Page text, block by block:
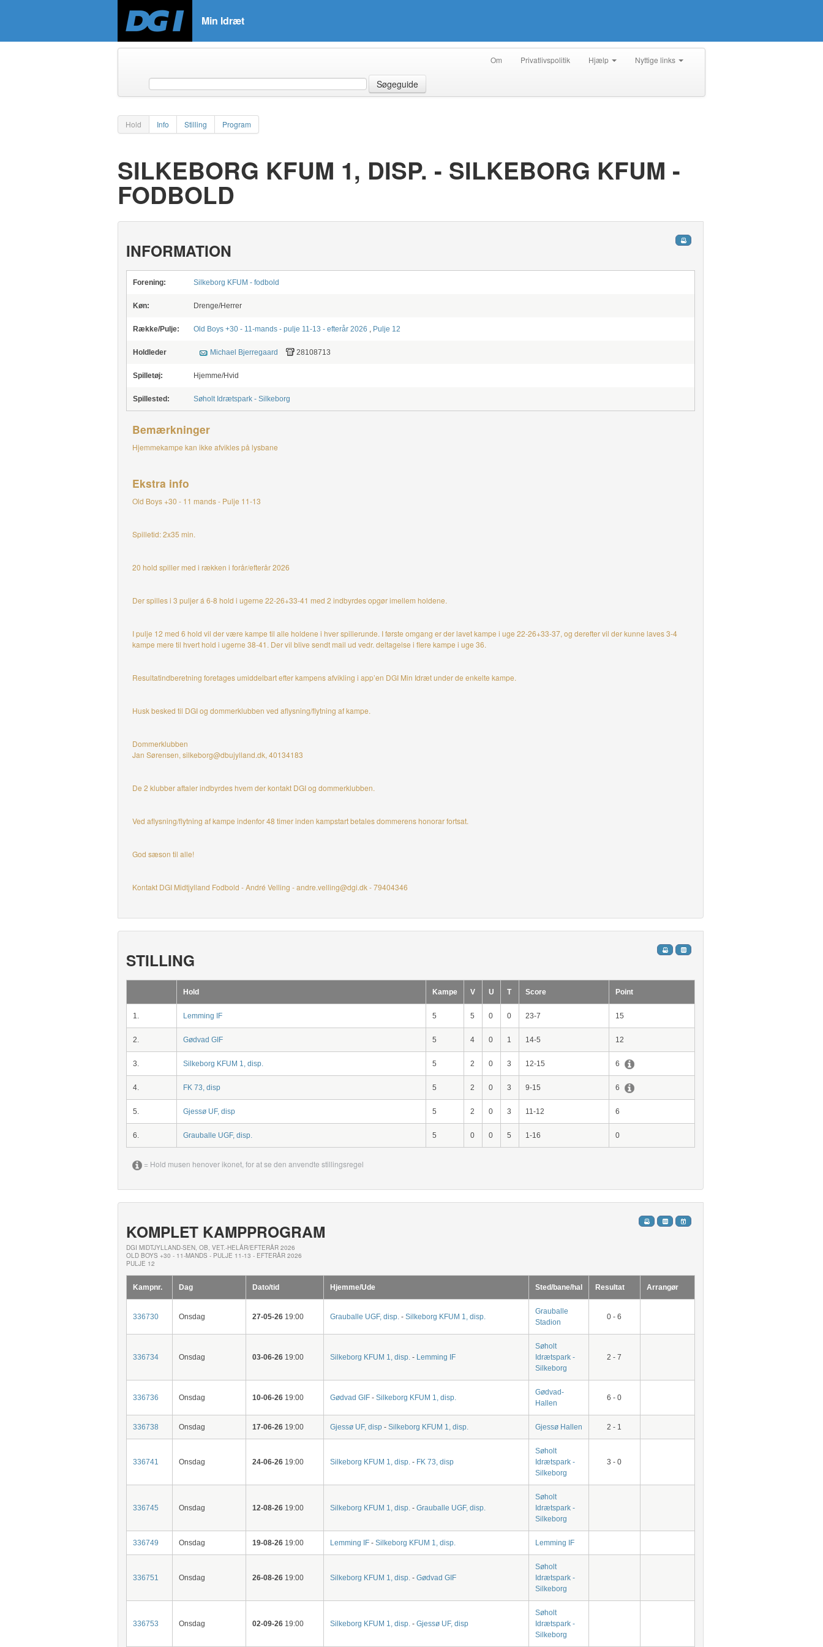
Min Idræt
Om Privatlivspolitik Hjælp Nyttige links
Søgeguide
Hold Info Stilling Program
SILKEBORG KFUM 1, DISP. - SILKEBORG KFUM -
FODBOLD
INFORMATION
Forening: Silkeborg KFUM - fodbold
Køn: Drenge/Herrer
Række/Pulje: Old Boys +30 - 11-mands - pulje 11-13 - efterår 2026 , Pulje 12
Holdleder Michael Bjerregaard 28108713
Spilletøj: Hjemme/Hvid
Spillested: Søholt Idrætspark - Silkeborg
Bemærkninger
Hjemmekampe kan ikke afvikles på lysbane
Ekstra info
Old Boys +30 - 11 mands - Pulje 11-13
Spilletid: 2x35 min.
20 hold spiller med i rækken i forår/efterår 2026
Der spilles i 3 puljer á 6-8 hold i ugerne 22-26+33-41 med 2 indbyrdes opgør imellem holdene.
I pulje 12 med 6 hold vil der være kampe til alle holdene i hver spillerunde. I første omgang er der lavet kampe i uge 22-26+33-37, og derefter vil der kunne laves 3-4
kampe mere til hvert hold i ugerne 38-41. Der vil blive sendt mail ud vedr. deltagelse i flere kampe i uge 36.
Resultatindberetning foretages umiddelbart efter kampens afvikling i app’en DGI Min Idræt under de enkelte kampe.
Husk besked til DGI og dommerklubben ved aflysning/flytning af kampe.
Dommerklubben
Jan Sørensen, silkeborg@dbujylland.dk, 40134183
De 2 klubber aftaler indbyrdes hvem der kontakt DGI og dommerklubben.
Ved aflysning/flytning af kampe indenfor 48 timer inden kampstart betales dommerens honorar fortsat.
God sæson til alle!
Kontakt DGI Midtjylland Fodbold - André Velling - andre.velling@dgi.dk - 79404346
STILLING
Hold Kampe V U T Score Point
1. Lemming IF 5 5 0 0 23-7 15
2. Gødvad GIF 5 4 0 1 14-5 12
3. Silkeborg KFUM 1, disp. 5 2 0 3 12-15 6
4. FK 73, disp 5 2 0 3 9-15 6
5. Gjessø UF, disp 5 2 0 3 11-12 6
6. Grauballe UGF, disp. 5 0 0 5 1-16 0
= Hold musen henover ikonet, for at se den anvendte stillingsregel
KOMPLET KAMPPROGRAM
DGI MIDTJYLLAND-SEN, OB, VET.-HELÅR/EFTERÅR 2026
OLD BOYS +30 - 11-MANDS - PULJE 11-13 - EFTERÅR 2026
PULJE 12
Kampnr. Dag Dato/tid Hjemme/Ude Sted/bane/hal Resultat Arrangør
336730 Onsdag 27-05-2619:00 Grauballe UGF, disp.- Silkeborg KFUM 1, disp.
Grauballe
Stadion
0 - 6
336734 Onsdag 03-06-2619:00 Silkeborg KFUM 1, disp. - Lemming IF
Søholt
Idrætspark -
Silkeborg
2 - 7
336736 Onsdag 10-06-2619:00 Gødvad GIF - Silkeborg KFUM 1, disp.
Gødvad-
Hallen
6 - 0
336738 Onsdag 17-06-2619:00 Gjessø UF, disp- Silkeborg KFUM 1, disp. Gjessø Hallen 2 - 1
336741 Onsdag 24-06-2619:00 Silkeborg KFUM 1, disp. - FK 73, disp
Søholt
Idrætspark -
Silkeborg
3 - 0
336745 Onsdag 12-08-2619:00 Silkeborg KFUM 1, disp. - Grauballe UGF, disp.
Søholt
Idrætspark -
Silkeborg
336749 Onsdag 19-08-2619:00 Lemming IF- Silkeborg KFUM 1, disp. Lemming IF
336751 Onsdag 26-08-2619:00 Silkeborg KFUM 1, disp. - Gødvad GIF
Søholt
Idrætspark -
Silkeborg
336753 Onsdag 02-09-2619:00 Silkeborg KFUM 1, disp. - Gjessø UF, disp
Søholt
Idrætspark -
Silkeborg